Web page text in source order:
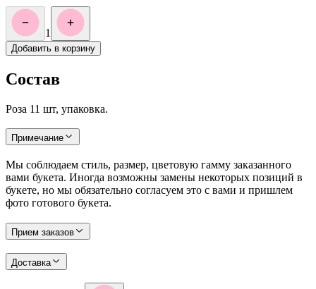
1
Добавить в корзину
Состав
Роза 11 шт, упаковка.
Примечание
Мы соблюдаем стиль, размер, цветовую гамму заказанного
вами букета. Иногда возможны замены некоторых позиций в
букете, но мы обязательно согласуем это с вами и пришлем
фото готового букета.
Прием заказов
Доставка